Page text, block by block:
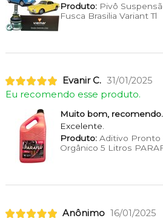
Produto:Pivô
Fusca Brasilia Variant Tl
Evanir C. 31/01/2025
Eu recomendo esse produto.
Muito bom, recomendo.
Excelente.
Produto:Aditivo Pronto
Orgânico 5 Litros
Anônimo 16/01/2025